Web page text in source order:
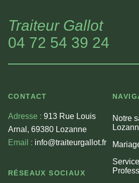
Traiteur Gallot
04 72 54 39 24
CONTACT
Adresse : 913 Rue Louis
Arnal, 69380 Lozanne
Email : info@traiteurgallot.fr
RÉSEAUX SOCIAUX
Notre